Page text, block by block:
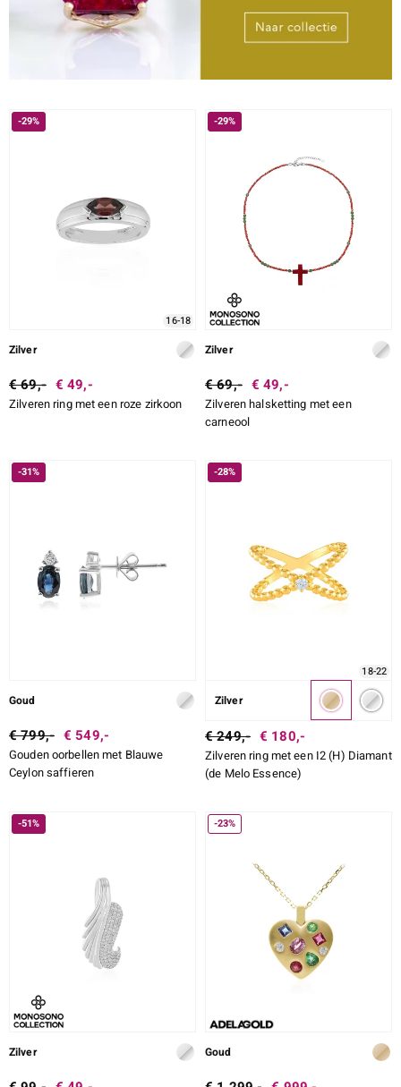
-29%
16-18
Zilver
€ 69,- € 49,-
Zilveren ring met een roze zirkoon
-29%
Zilver
€ 69,- € 49,-
Zilveren halsketting met een
carneool
-31%
Goud
€ 799,- € 549,-
Gouden oorbellen met Blauwe
Ceylon saffieren
-28%
18-22
Zilver
€ 249,- € 180,-
Zilveren ring met een I2 (H) Diamant
(de Melo Essence)
-51%
Zilver
-23%
Goud